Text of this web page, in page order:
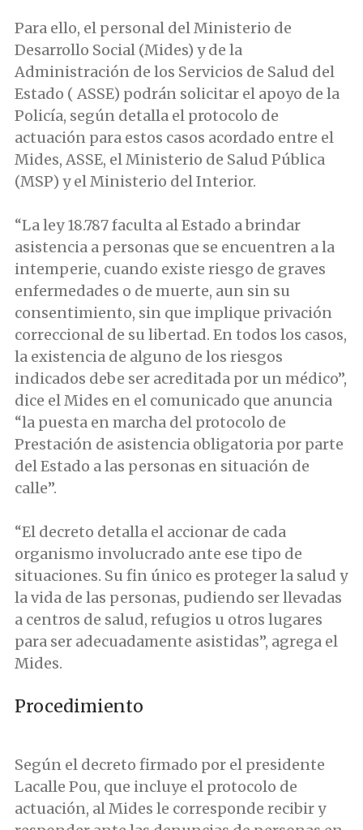
Para ello, el personal del Ministerio de
Desarrollo Social (Mides) y de la
Administración de los Servicios de Salud del
Estado ( ASSE) podrán solicitar el apoyo de la
Policía, según detalla el protocolo de
actuación para estos casos acordado entre el
Mides, ASSE, el Ministerio de Salud Pública
(MSP) y el Ministerio del Interior.
“La ley 18.787 faculta al Estado a brindar
asistencia a personas que se encuentren a la
intemperie, cuando existe riesgo de graves
enfermedades o de muerte, aun sin su
consentimiento, sin que implique privación
correccional de su libertad. En todos los casos,
la existencia de alguno de los riesgos
indicados debe ser acreditada por un médico”,
dice el Mides en el comunicado que anuncia
“la puesta en marcha del protocolo de
Prestación de asistencia obligatoria por parte
del Estado a las personas en situación de
calle”.
“El decreto detalla el accionar de cada
organismo involucrado ante ese tipo de
situaciones. Su fin único es proteger la salud y
la vida de las personas, pudiendo ser llevadas
a centros de salud, refugios u otros lugares
para ser adecuadamente asistidas”, agrega el
Mides.
Procedimiento
Según el decreto firmado por el presidente
Lacalle Pou, que incluye el protocolo de
actuación, al Mides le corresponde recibir y